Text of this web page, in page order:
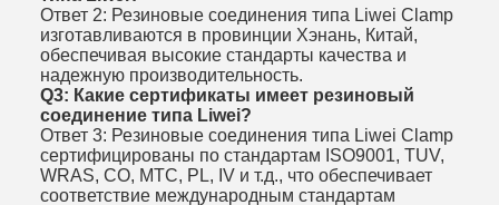
Ответ 2: Резиновые соединения типа Liwei Clamp
изготавливаются в провинции Хэнань, Китай,
обеспечивая высокие стандарты качества и
надежную производительность.
Q3: Какие сертификаты имеет резиновый
соединение типа Liwei?
Ответ 3: Резиновые соединения типа Liwei Clamp
сертифицированы по стандартам ISO9001, TUV,
WRAS, CO, MTC, PL, IV и т.д., что обеспечивает
соответствие международным стандартам